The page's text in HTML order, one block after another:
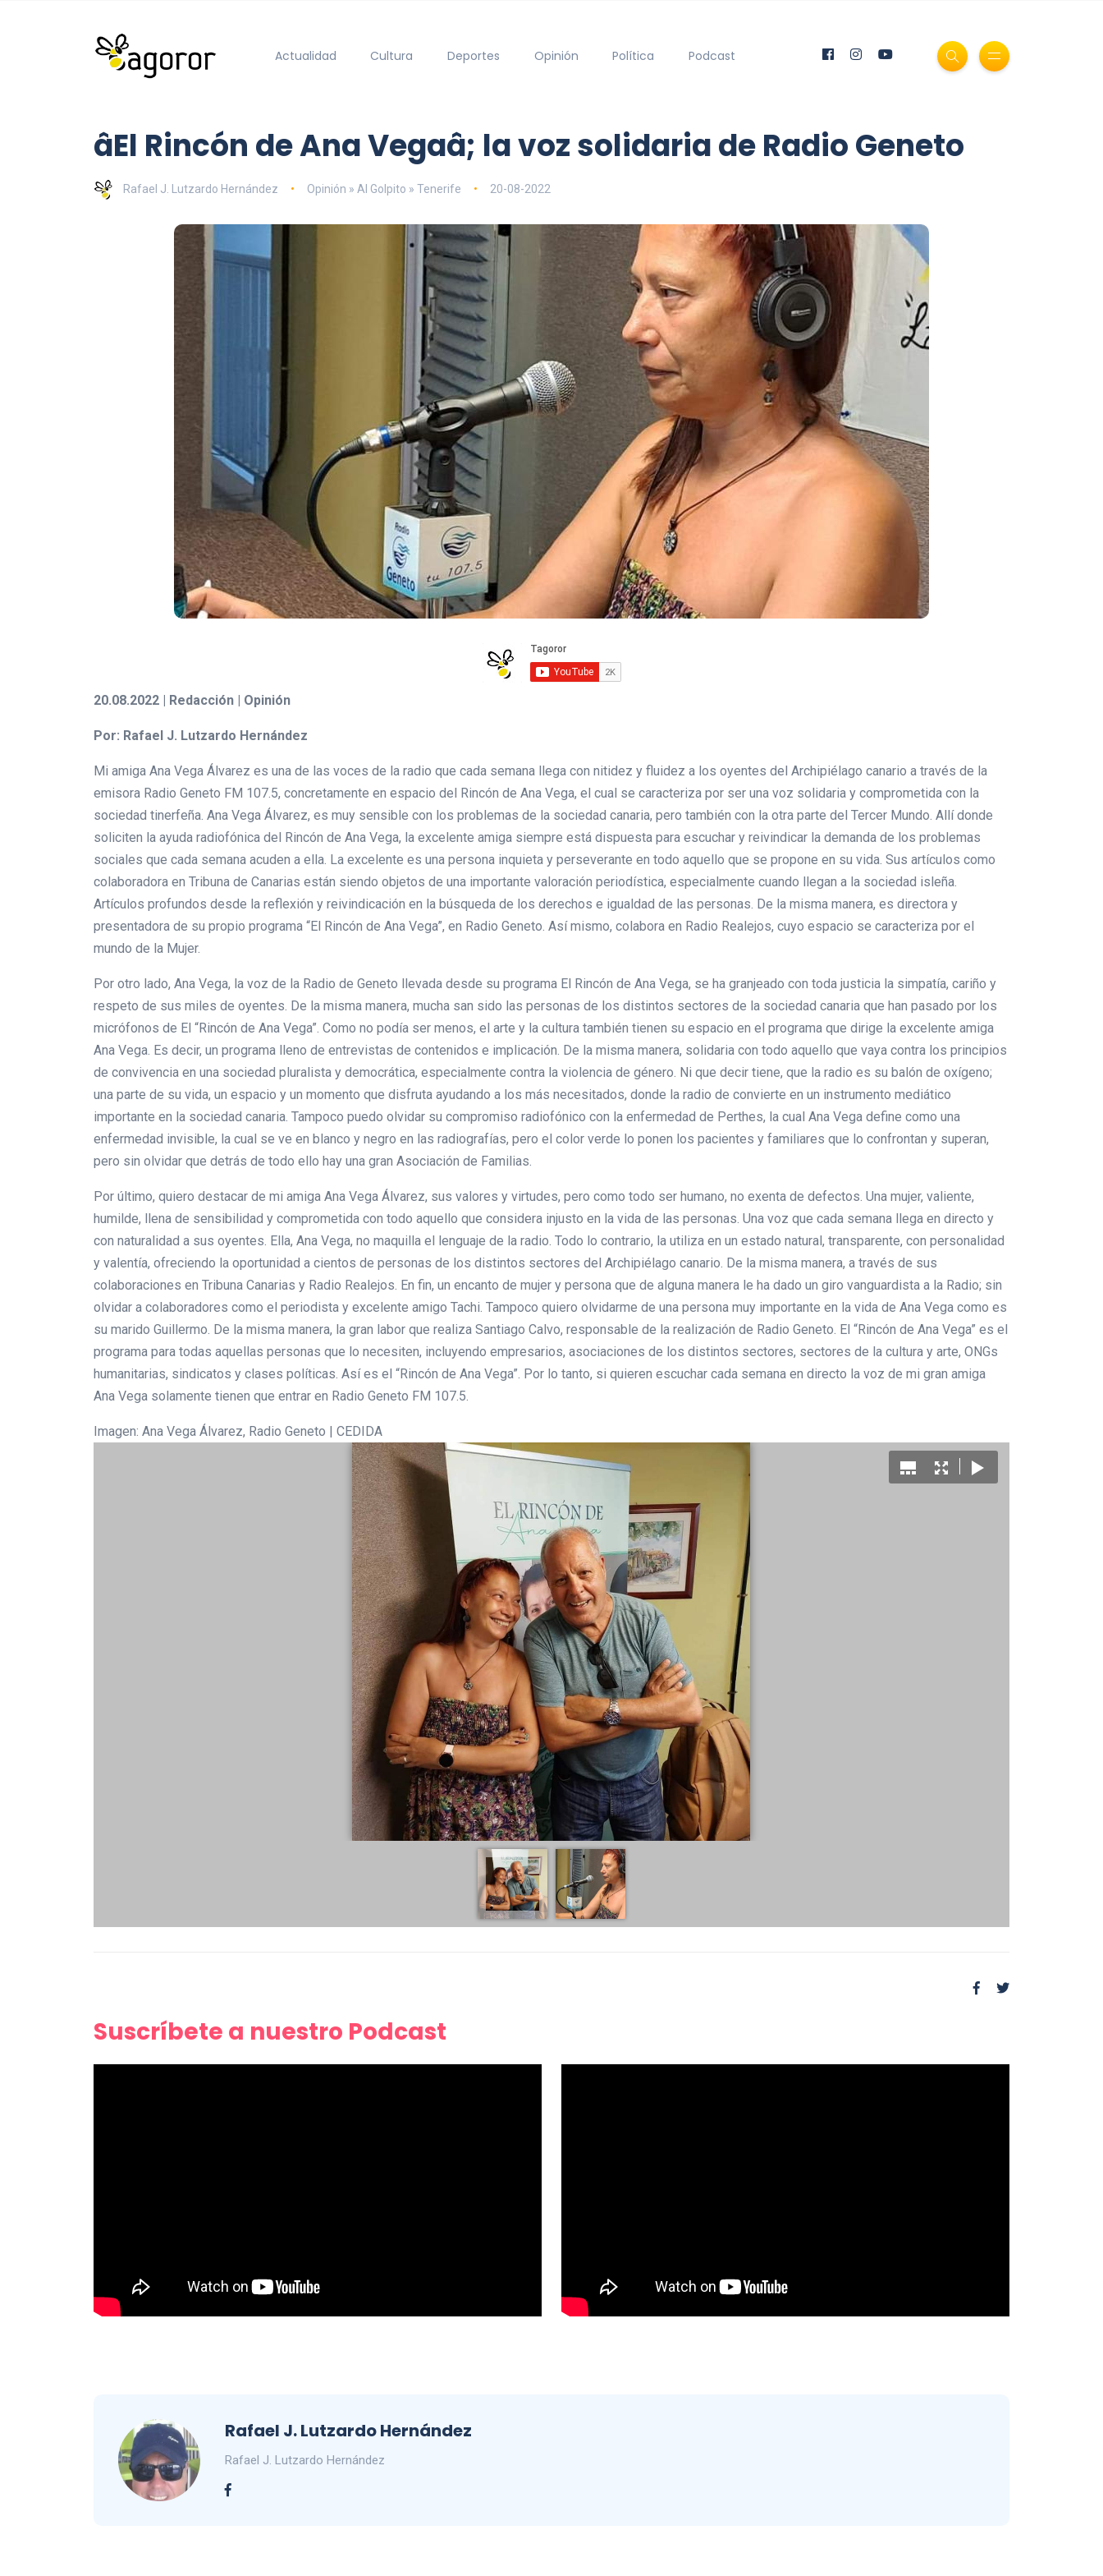
Actualidad Cultura Deportes Opinión Política Podcast
âEl Rincón de Ana Vegaâ; la voz solidaria de Radio Geneto
Rafael J. Lutzardo Hernández Opinión » Al Golpito » Tenerife 20-08-2022
20.08.2022 | Redacción | Opinión
Por: Rafael J. Lutzardo Hernández
Mi amiga Ana Vega Álvarez es una de las voces de la radio que cada semana llega con nitidez y fluidez a los oyentes del Archipiélago canario a través de la
emisora Radio Geneto FM 107.5, concretamente en espacio del Rincón de Ana Vega, el cual se caracteriza por ser una voz solidaria y comprometida con la
sociedad tinerfeña. Ana Vega Álvarez, es muy sensible con los problemas de la sociedad canaria, pero también con la otra parte del Tercer Mundo. Allí donde
soliciten la ayuda radiofónica del Rincón de Ana Vega, la excelente amiga siempre está dispuesta para escuchar y reivindicar la demanda de los problemas
sociales que cada semana acuden a ella. La excelente es una persona inquieta y perseverante en todo aquello que se propone en su vida. Sus artículos como
colaboradora en Tribuna de Canarias están siendo objetos de una importante valoración periodística, especialmente cuando llegan a la sociedad isleña.
Artículos profundos desde la reflexión y reivindicación en la búsqueda de los derechos e igualdad de las personas. De la misma manera, es directora y
presentadora de su propio programa “El Rincón de Ana Vega”, en Radio Geneto. Así mismo, colabora en Radio Realejos, cuyo espacio se caracteriza por el
mundo de la Mujer.
Por otro lado, Ana Vega, la voz de la Radio de Geneto llevada desde su programa El Rincón de Ana Vega, se ha granjeado con toda justicia la simpatía, cariño y
respeto de sus miles de oyentes. De la misma manera, mucha san sido las personas de los distintos sectores de la sociedad canaria que han pasado por los
micrófonos de El “Rincón de Ana Vega”. Como no podía ser menos, el arte y la cultura también tienen su espacio en el programa que dirige la excelente amiga
Ana Vega. Es decir, un programa lleno de entrevistas de contenidos e implicación. De la misma manera, solidaria con todo aquello que vaya contra los principios
de convivencia en una sociedad pluralista y democrática, especialmente contra la violencia de género. Ni que decir tiene, que la radio es su balón de oxígeno;
una parte de su vida, un espacio y un momento que disfruta ayudando a los más necesitados, donde la radio de convierte en un instrumento mediático
importante en la sociedad canaria. Tampoco puedo olvidar su compromiso radiofónico con la enfermedad de Perthes, la cual Ana Vega define como una
enfermedad invisible, la cual se ve en blanco y negro en las radiografías, pero el color verde lo ponen los pacientes y familiares que lo confrontan y superan,
pero sin olvidar que detrás de todo ello hay una gran Asociación de Familias.
Por último, quiero destacar de mi amiga Ana Vega Álvarez, sus valores y virtudes, pero como todo ser humano, no exenta de defectos. Una mujer, valiente,
humilde, llena de sensibilidad y comprometida con todo aquello que considera injusto en la vida de las personas. Una voz que cada semana llega en directo y
con naturalidad a sus oyentes. Ella, Ana Vega, no maquilla el lenguaje de la radio. Todo lo contrario, la utiliza en un estado natural, transparente, con personalidad
y valentía, ofreciendo la oportunidad a cientos de personas de los distintos sectores del Archipiélago canario. De la misma manera, a través de sus
colaboraciones en Tribuna Canarias y Radio Realejos. En fin, un encanto de mujer y persona que de alguna manera le ha dado un giro vanguardista a la Radio; sin
olvidar a colaboradores como el periodista y excelente amigo Tachi. Tampoco quiero olvidarme de una persona muy importante en la vida de Ana Vega como es
su marido Guillermo. De la misma manera, la gran labor que realiza Santiago Calvo, responsable de la realización de Radio Geneto. El “Rincón de Ana Vega” es el
programa para todas aquellas personas que lo necesiten, incluyendo empresarios, asociaciones de los distintos sectores, sectores de la cultura y arte, ONGs
humanitarias, sindicatos y clases políticas. Así es el “Rincón de Ana Vega”. Por lo tanto, si quieren escuchar cada semana en directo la voz de mi gran amiga
Ana Vega solamente tienen que entrar en Radio Geneto FM 107.5.
Imagen: Ana Vega Álvarez, Radio Geneto | CEDIDA
Suscríbete a nuestro Podcast
Rafael J. Lutzardo Hernández
Rafael J. Lutzardo Hernández